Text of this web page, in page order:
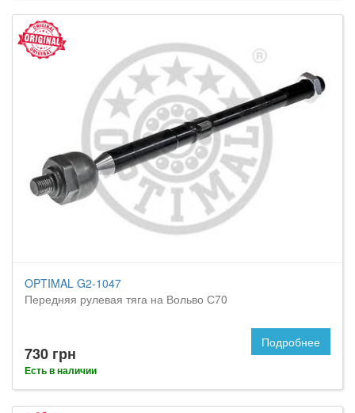
OPTIMAL G2-1047
Передняя рулевая тяга на Вольво С70
730 грн
Есть в наличии
Подробнее